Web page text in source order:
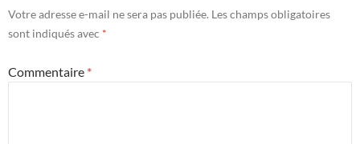
Votre adresse e-mail ne sera pas publiée. Les champs obligatoires
sont indiqués avec *
Commentaire *